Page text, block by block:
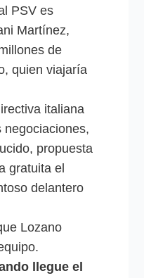
PSV es
Martínez,
de
quien viajaría
italiana
negociaciones,
propuesta
gratuita el
delantero
Lozano
llegue el